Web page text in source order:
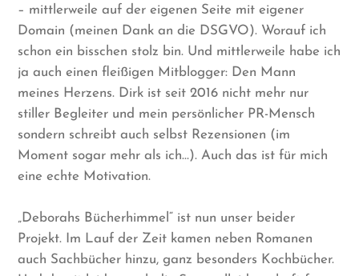
– mittlerweile auf der eigenen Seite mit eigener
Domain (meinen Dank an die DSGVO). Worauf ich
schon ein bisschen stolz bin. Und mittlerweile habe ich
ja auch einen fleißigen Mitblogger: Den Mann
meines Herzens. Dirk ist seit 2016 nicht mehr nur
stiller Begleiter und mein persönlicher PR-Mensch
sondern schreibt auch selbst Rezensionen (im
Moment sogar mehr als ich…). Auch das ist für mich
eine echte Motivation.
„Deborahs Bücherhimmel“ ist nun unser beider
Projekt. Im Lauf der Zeit kamen neben Romanen
auch Sachbücher hinzu, ganz besonders Kochbücher.